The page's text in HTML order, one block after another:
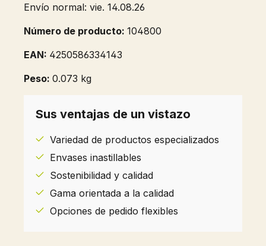
Envío normal: vie. 14.08.26
Número de producto: 104800
EAN: 4250586334143
Peso: 0.073 kg
Sus ventajas de un vistazo
Variedad de productos especializados
Envases inastillables
Sostenibilidad y calidad
Gama orientada a la calidad
Opciones de pedido flexibles